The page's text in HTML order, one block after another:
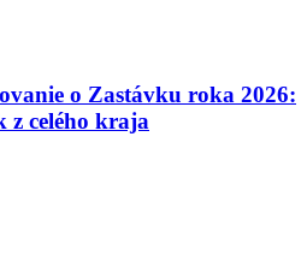
o Zastávku roka 2026:
z celého kraja